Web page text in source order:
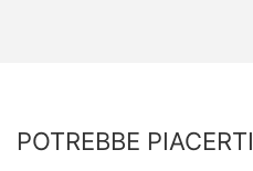
POTREBBE PIACERTI